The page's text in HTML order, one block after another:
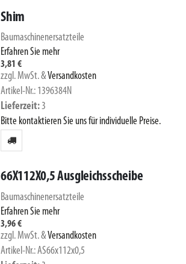
Shim
Baumaschinenersatzteile
Erfahren Sie mehr
3,81 €
zzgl. MwSt.&Versandkosten
Artikel-Nr.: 1396384N
Lieferzeit 3
Bitte kontaktieren Sie uns für individuelle Preise.
66X112X0,5 Ausgleichsscheibe
Baumaschinenersatzteile
Erfahren Sie mehr
3,96 €
zzgl. MwSt.&Versandkosten
Artikel-Nr.: AS66x112x0,5